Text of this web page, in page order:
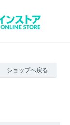
ショップへ戻る